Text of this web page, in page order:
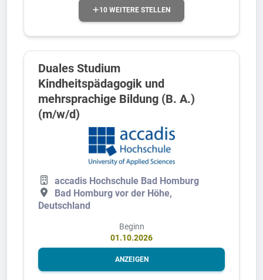
10 WEITERE STELLEN
Duales Studium
Kindheitspädagogik und
mehrsprachige Bildung (B. A.)
(m/w/d)
accadis Hochschule Bad Homburg
Bad Homburg vor der Höhe,
Deutschland
Beginn
01.10.2026
ANZEIGEN